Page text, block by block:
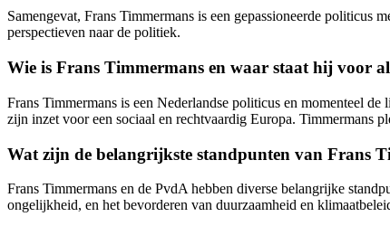
Samengevat, Frans Timmermans is een gepassioneerde
perspectieven naar de politiek.
Wie is Frans Timmermans en waar staat hij voor
Frans Timmermans is een Nederlandse politicus en momenteel
zijn inzet voor een sociaal en rechtvaardig Europa. Timmermans
Wat zijn de belangrijkste standpunten van Frans
Frans Timmermans en de PvdA hebben diverse belangrijke
ongelijkheid, en het bevorderen van duurzaamheid en